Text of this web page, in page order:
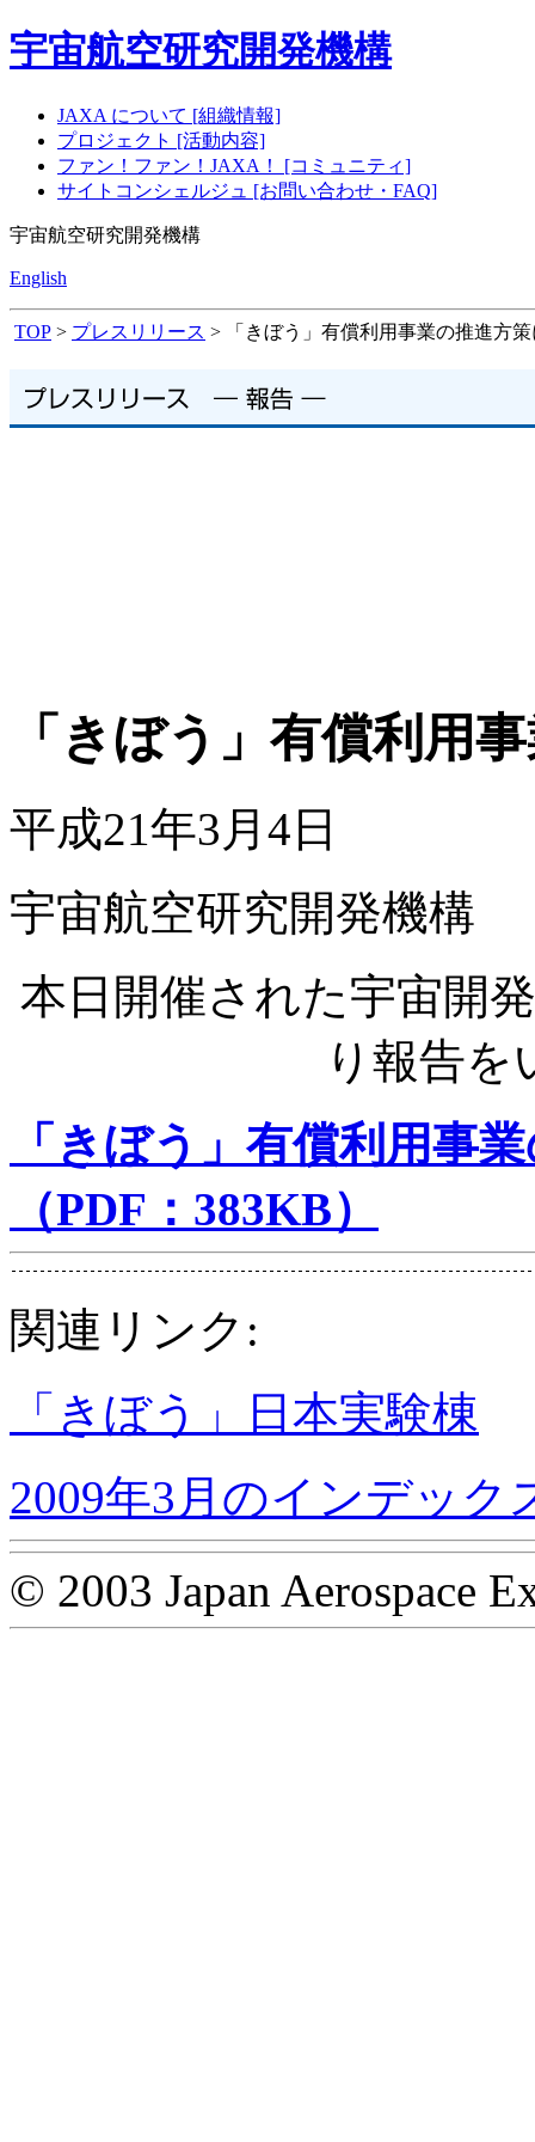
宇宙航空研究開発機構
JAXA について [組織情報]
プロジェクト [活動内容]
ファン！ファン！JAXA！ [コミュニティ]
サイトコンシェルジュ [お問い合わせ・FAQ]
宇宙航空研究開発機構
English
TOP > プレスリリース > 「きぼう」有償利用事業の推進方
「きぼう」有償利用
平成21年3月4日
宇宙航空研究開発機構
本日開催された宇宙開
り報告を
「きぼう」有償利用事
（PDF：383KB）
関連リンク:
「きぼう」日本実験棟
2009年3月のインデック
© 2003 Japan Aerospace